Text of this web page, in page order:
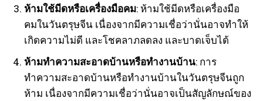
ห้ามใช้มีดหรือเครื่องมือคม: ห้ามใช้มีดหรือเครื่องมือ
คมในวันตรุษจีน เนื่องจากมีความเชื่อว่านั่นอาจทำให้
เกิดความไม่ดี และโชคลาภลดลง และบาดเจ็บได้
ห้ามทำความสะอาดบ้านหรือทำงานบ้าน: การ
ทำความสะอาดบ้านหรือทำงานบ้านในวันตรุษจีนถูก
ห้าม เนื่องจากมีความเชื่อว่านั่นอาจเป็นสัญลักษณ์ของ